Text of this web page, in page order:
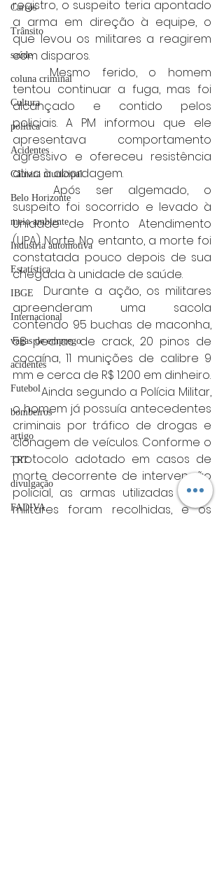
Carros
Trânsito
saúde
coluna criminal
Cultura
politica
Acidentes
Câmara municipal
Belo Horizonte
meio ambiente
Industria automotiva
Estatística
IBGE
Internacional
vagas de emprego
acidentes
Futebol
bombeiros
artigo
TRT
divulgação
FADIVA
registro, o suspeito teria apontado
a arma em direção à equipe, o
que levou os militares a reagirem
com disparos.
	Mesmo ferido, o homem
tentou continuar a fuga, mas foi
alcançado e contido pelos
policiais. A PM informou que ele
apresentava comportamento
agressivo e ofereceu resistência
ativa à abordagem.
	Após ser algemado, o
suspeito foi socorrido e levado à
Unidade de Pronto Atendimento
(UPA) Norte. No entanto, a morte foi
constatada pouco depois de sua
chegada à unidade de saúde.
	Durante a ação, os militares
apreenderam uma sacola
contendo 95 buchas de maconha,
58 pedras de crack, 20 pinos de
cocaína, 11 munições de calibre 9
mm e cerca de R$ 1.200 em dinheiro.
	Ainda segundo a Polícia Militar,
o homem já possuía antecedentes
criminais por tráfico de drogas e
clonagem de veículos. Conforme o
protocolo adotado em casos de
morte decorrente de intervenção
policial, as armas utilizadas pelos
militares foram recolhidas, e os